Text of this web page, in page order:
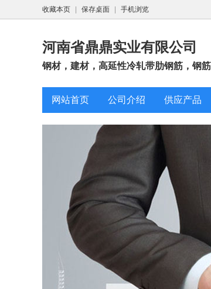
收藏本页 保存桌面 手机浏览
河南省鼎鼎实业有限公司
钢材，建材，高延性冷轧带肋钢筋，钢
网站首页 公司介绍 供应产品